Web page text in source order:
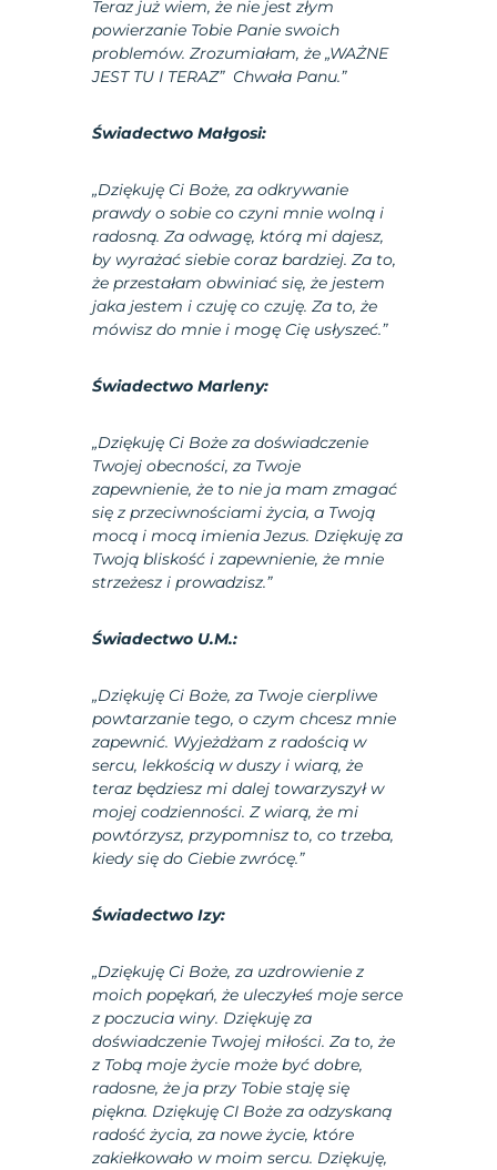
Teraz już wiem, że nie jest złym
powierzanie Tobie Panie swoich
problemów. Zrozumiałam, że „WAŻNE
JEST TU I TERAZ” Chwała Panu.”
Świadectwo Małgosi:
„Dziękuję Ci Boże, za odkrywanie
prawdy o sobie co czyni mnie wolną i
radosną. Za odwagę, którą mi dajesz,
by wyrażać siebie coraz bardziej. Za to,
że przestałam obwiniać się, że jestem
jaka jestem i czuję co czuję. Za to, że
mówisz do mnie i mogę Cię usłyszeć.”
Świadectwo Marleny:
„Dziękuję Ci Boże za doświadczenie
Twojej obecności, za Twoje
zapewnienie, że to nie ja mam zmagać
się z przeciwnościami życia, a Twoją
mocą i mocą imienia Jezus. Dziękuję za
Twoją bliskość i zapewnienie, że mnie
strzeżesz i prowadzisz.”
Świadectwo U.M.:
„Dziękuję Ci Boże, za Twoje cierpliwe
powtarzanie tego, o czym chcesz mnie
zapewnić. Wyjeżdżam z radością w
sercu, lekkością w duszy i wiarą, że
teraz będziesz mi dalej towarzyszył w
mojej codzienności. Z wiarą, że mi
powtórzysz, przypomnisz to, co trzeba,
kiedy się do Ciebie zwrócę.”
Świadectwo Izy:
„Dziękuję Ci Boże, za uzdrowienie z
moich popękań, że uleczyłeś moje serce
z poczucia winy. Dziękuję za
doświadczenie Twojej miłości. Za to, że
z Tobą moje życie może być dobre,
radosne, że ja przy Tobie staję się
piękna. Dziękuję CI Boże za odzyskaną
radość życia, za nowe życie, które
zakiełkowało w moim sercu. Dziękuję,